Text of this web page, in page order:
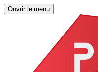
Ouvrir le menu